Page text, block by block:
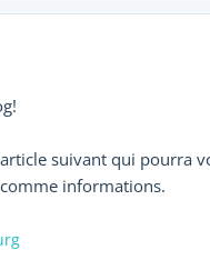
suivant qui pourra
informations.